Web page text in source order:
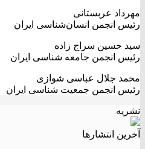
مهرداد عربستانی
رئیس انجمن انسان‌شناسی ایران
سید حسین سراج زاده
رئیس انجمن جامعه شناسی ایران
محمد جلال عباسی شوازی
رئیس انجمن جمعیت شناسی ایران
نشریه
آخرین انتشار‌ها